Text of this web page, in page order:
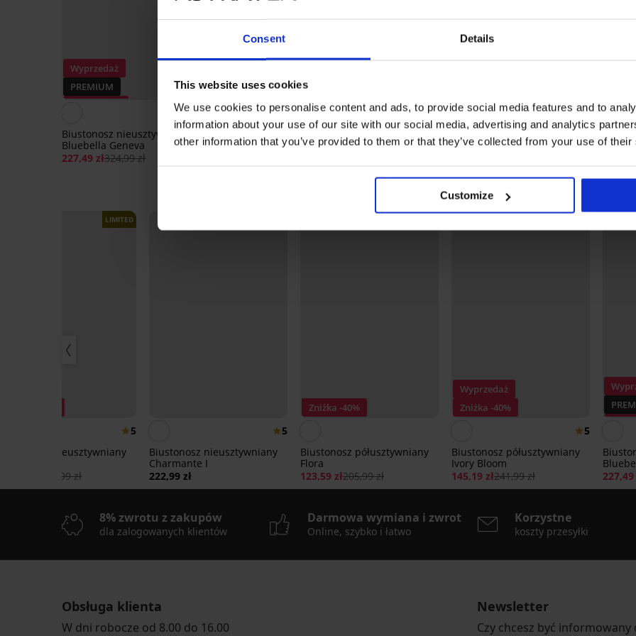
Consent Details
This website uses cookies
We use cookies to personalise content and ads, to provide social media features and to
information about your use of our site with our social media, advertising and analytics
other information that you’ve provided to them or that they’ve collected from your use of
Customize
Wyprzedaż
PREMIUM
5
Biustonosz nieusztywniany
Bluebella Geneva
227,49 zł324,99 zł
PREMIUM
Zniżka -30%
Biustonosz nieusztywniany
Bluebella Amarosa
Zmysłowy biustonosz
nieusztywniany Olivia
Biustonosz
Wave koronkowy
Odkryj podobne produkty
LIMITED
5
nieusztywniany
355,99 zł
5
Biustonosz nieusztywniany
Charmante I
222,99 zł
Zniżka -40%
Biustonosz półusztywniany
Flora
123,59 zł205,99 zł
Wyprzedaż
Zniżka -40%
5
Biustonosz półusztywniany
Ivory Bloom
145,19 zł241,99 zł
227,49
LIMITED
LIMITED Wyprzedaż -50%
LIMITED -40%
8% zwrotu z zakupów
dla zalogowanych klientów
Darmowa wymiana i zwrot
Online, szybko i łatwo
Korzystne
koszty przesyłki
Obsługa klienta
W dni robocze od 8.00 do 16.00
Newsletter
Czy chcesz być informowany